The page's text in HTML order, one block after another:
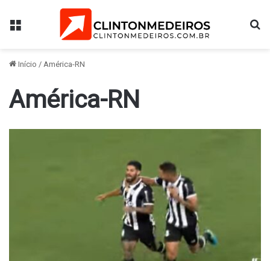
Menu
Início / América-RN
América-RN